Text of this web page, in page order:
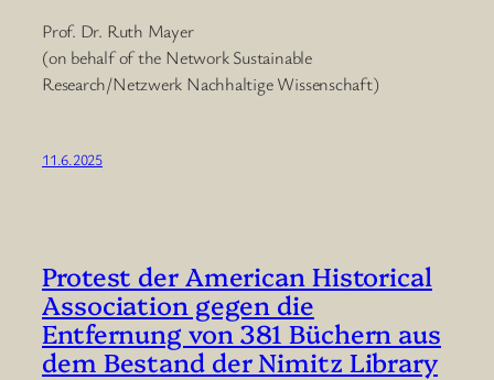
Prof. Dr. Ruth Mayer
(on behalf of the Network Sustainable
Research/Netzwerk Nachhaltige Wissenschaft)
11.6.2025
Protest der American Historical
Association gegen die
Entfernung von 381 Büchern aus
dem Bestand der Nimitz Library